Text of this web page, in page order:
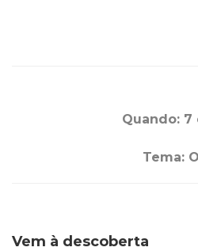
Quando: 7
Tema:
Vem à descoberta